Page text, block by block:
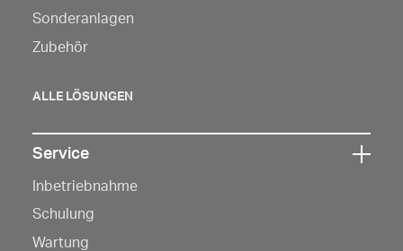
die
Sonderanlagen
Zubehör
ALLE LÖSUNGEN
Sie
hier,
um
Service
Inbetriebnahme
Schulung
Wartung